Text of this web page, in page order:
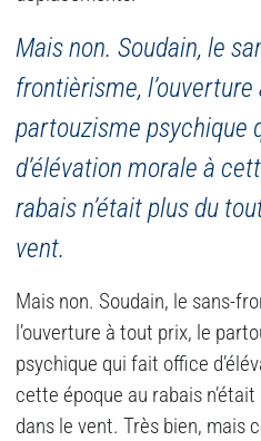
Mais non. Soudain, le
frontièrisme,
partouzisme psychique
d’élévation morale à
rabais n’était plus du
vent.
Mais non. Soudain, le sans-
l’ouverture à tout prix, le
psychique qui fait office
cette époque au rabais
dans le vent. Très bien, mais